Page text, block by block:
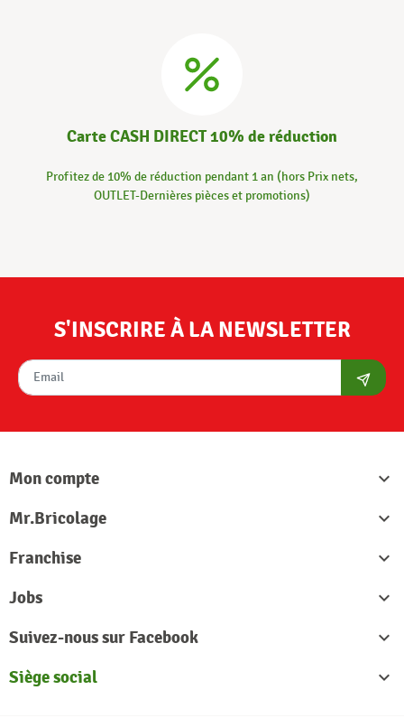
Carte CASH DIRECT 10% de réduction
Profitez de 10% de réduction pendant 1 an (hors Prix nets,
OUTLET-Dernières pièces et promotions)
S'INSCRIRE À LA NEWSLETTER
Mon compte

Mr.Bricolage

Franchise

Jobs

Suivez-nous sur Facebook

Siège social
